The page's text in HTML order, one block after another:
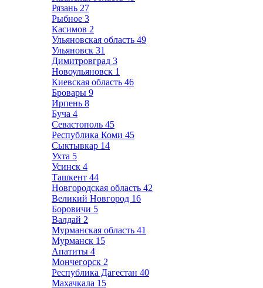
Рязань 27
Рыбное 3
Касимов 2
Ульяновская область 49
Ульяновск 31
Димитровград 3
Новоульяновск 1
Киевская область 46
Бровары 9
Ирпень 8
Буча 4
Севастополь 45
Республика Коми 45
Сыктывкар 14
Ухта 5
Усинск 4
Ташкент 44
Новгородская область 42
Великий Новгород 16
Боровичи 5
Валдай 2
Мурманская область 41
Мурманск 15
Апатиты 4
Мончегорск 2
Республика Дагестан 40
Махачкала 15